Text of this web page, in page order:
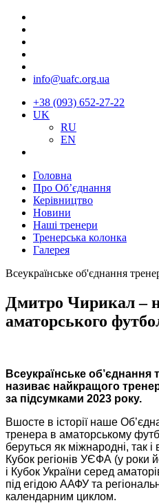
info@uafc.org.ua
+38 (093) 652-27-22
UK
RU
EN
Головна
Про Об’єднання
Керівництво
Новини
Наші тренери
Тренерська колонка
Галерея
Всеукраїнське об'єднання
Дмитро Чирикал –
аматорського
Всеукраїнське об’єднання
називає найкращого
за підсумками 2023 року.
Вшосте в історії наше
тренера в аматорському
беруться як міжнародні, так
Кубок регіонів УЄФА (у роки
і Кубок України серед
під егідою ААФУ та
календарним циклом.